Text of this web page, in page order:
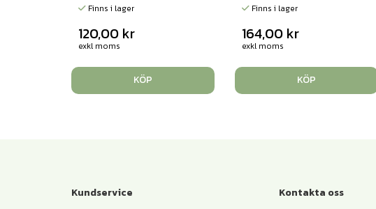
Finns i lager
120,00 kr
exkl moms
KÖP
Finns i lager
164,00 kr
exkl moms
KÖP
Kundservice
Kontakta oss